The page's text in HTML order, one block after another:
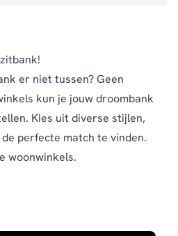
er niet tussen? Geen
kun je jouw droombank
Kies uit diverse stijlen,
perfecte match te vinden.
woonwinkels.